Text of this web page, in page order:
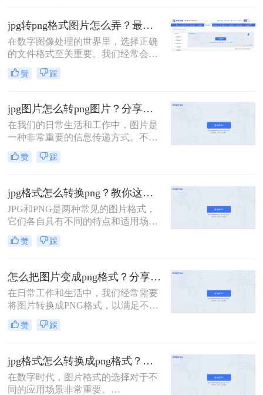
无损压缩、支持透明背景和丰富的颜
色层次而受到青睐。在某些情况下，
我们可能需要将大量的JPG图片批量
转换为PNG格式，以满足特定的需
求。那么如何批量jpg转png呢？本文
将介绍两种批量JPG转PNG的方法。
jpg转png格式图片怎么弄？最新有效的转换方法终极指南！
在数字图像处理的世界里，选择正确
的文件格式至关重要。我们经常会遇
到一个场景：手头有一张JPEG（或
JPG）格式的图片，但由于项目需求
存），必须将其转换为PNG格式。虽
然听起来简单，但不同的转换方法在
便捷性、质量和控制力上差异巨大。
那么jpg转png格式图片怎么弄呢？
赞 踩
jpg图片怎么转png图片？分享四种简单方法~
在我们的日常生活和工作中，图片是
一种非常重要的信息传递方式。不同
的场景和需求需要使用不同类型的图
片格式。JPG和PNG是两种常见的图
优势。有时，我们需要将JPG图片转
换为PNG格式以满足特定的需求。本
文将介绍几种jpg图片怎么转png图片
的方法。
赞 踩
jpg格式怎么转换png？教你这四种简单又实用的方法！
JPG和PNG是两种常见的图片格式，
它们各自具有不同的特点和适用场
景。JPG以其高效的压缩率和广泛的
应用范围而著称，而PNG则以其无损
当我们需要将JPG格式的图片转换为
PNG格式时，可以采用多种方法。那
么jpg格式怎么转换png呢？本文将介
绍三种实用的jpg转png方法，帮助您
轻松完成转换。
赞 踩
怎么把图片变成png格式？分享三种简单转换方法！
在日常工作和生活中，我们经常需要
将图片转换成PNG格式，以满足不同
的使用需求。PNG格式以其无损压缩
和透明背景支持等特点，成为许多场
成png格式呢？本文将介绍三种将图
片转换成PNG格式的方法，帮助读者
轻松完成图片格式的转换。
赞 踩
jpg格式怎么转换成png格式？教你这4种简单又实用的方法！
在数字时代，图片格式的选择对于不
同的应用场景非常重要。